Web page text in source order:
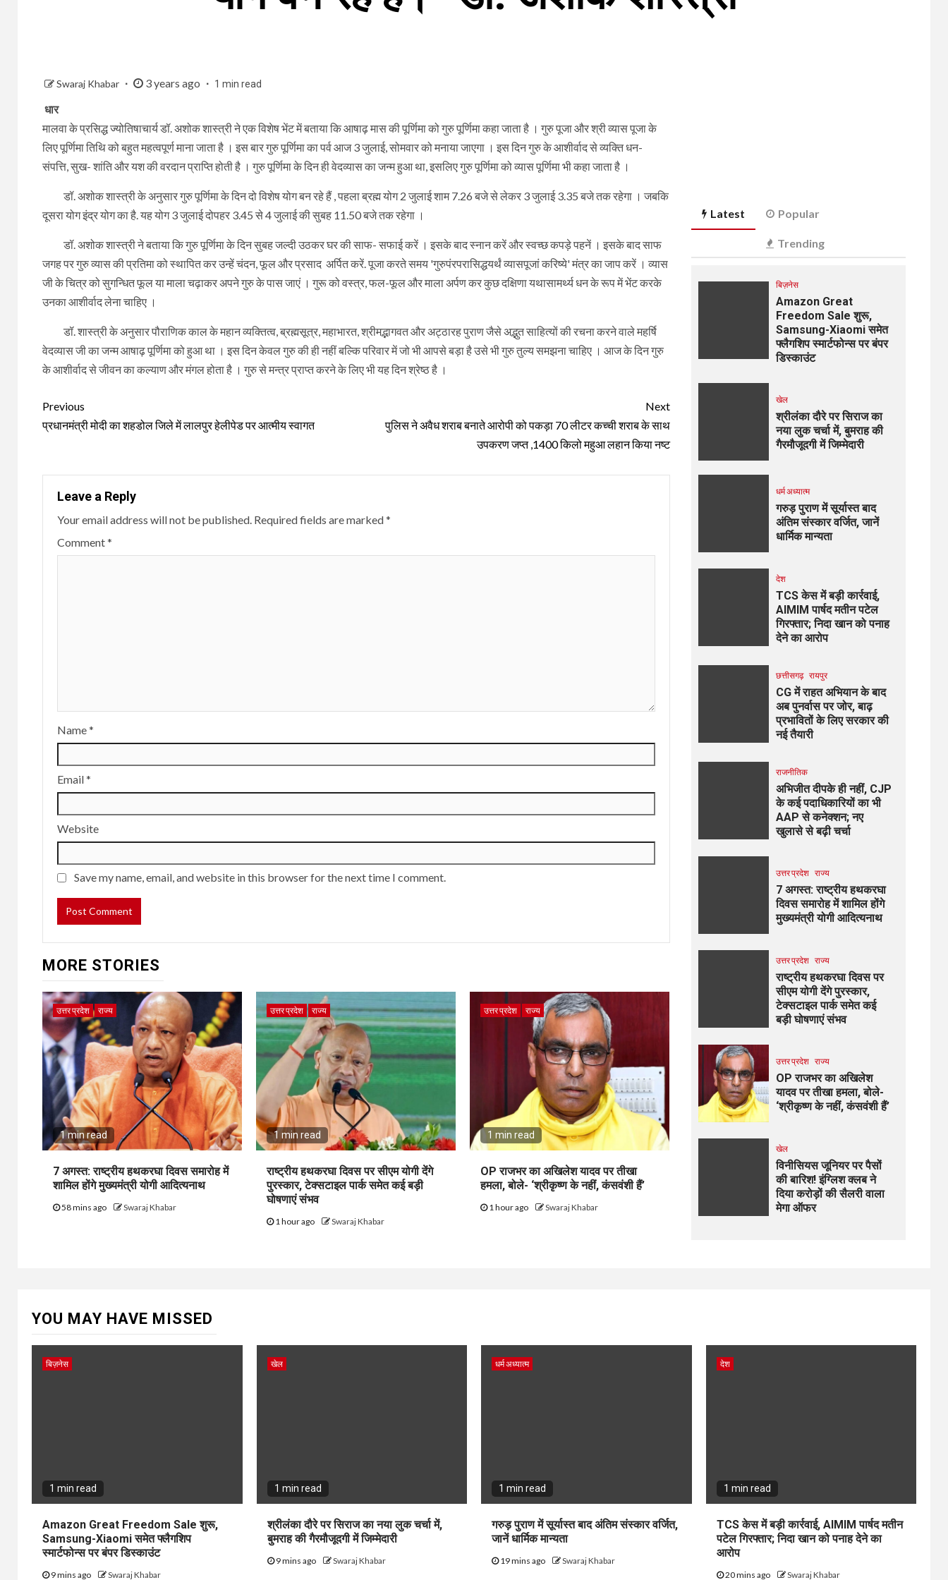
Swaraj Khabar 3 years ago 1 min read
धार
मालवा के प्रसिद्ध ज्योतिषाचार्य डॉ. अशोक शास्त्री ने एक विशेष भेंट में बताया कि आषाढ़ मास की पूर्णिमा को गुरु पूर्णिमा कहा जाता है । गुरु पूजा और श्री व्यास पूजा के
लिए पूर्णिमा तिथि को बहुत महत्वपूर्ण माना जाता है । इस बार गुरु पूर्णिमा का पर्व आज 3 जुलाई, सोमवार को मनाया जाएगा । इस दिन गुरु के आशीर्वाद से व्यक्ति धन-
संपत्ति, सुख- शांति और यश की वरदान प्राप्ति होती है । गुरु पूर्णिमा के दिन ही वेदव्यास का जन्म हुआ था, इसलिए गुरु पूर्णिमा को व्यास पूर्णिमा भी कहा जाता है ।
डॉ. अशोक शास्त्री के अनुसार गुरु पूर्णिमा के दिन दो विशेष योग बन रहे हैं , पहला ब्रह्म योग 2 जुलाई शाम 7.26 बजे से लेकर 3 जुलाई 3.35 बजे तक रहेगा । जबकि
दूसरा योग इंद्र योग का है. यह योग 3 जुलाई दोपहर 3.45 से 4 जुलाई की सुबह 11.50 बजे तक रहेगा ।
डॉ. अशोक शास्त्री ने बताया कि गुरु पूर्णिमा के दिन सुबह जल्दी उठकर घर की साफ- सफाई करें । इसके बाद स्नान करें और स्वच्छ कपड़े पहनें । इसके बाद साफ
जगह पर गुरु व्यास की प्रतिमा को स्थापित कर उन्हें चंदन, फूल और प्रसाद अर्पित करें. पूजा करते समय 'गुरुपंरपरासिद्धयर्थं व्यासपूजां करिष्ये' मंत्र का जाप करें । व्यास
जी के चित्र को सुगन्धित फूल या माला चढ़ाकर अपने गुरु के पास जाएं । गुरू को वस्त्र, फल-फूल और माला अर्पण कर कुछ दक्षिणा यथासामर्थ्य धन के रूप में भेंट करके
उनका आशीर्वाद लेना चाहिए ।
डॉ. शास्त्री के अनुसार पौराणिक काल के महान व्यक्तित्व, ब्रह्मसूत्र, महाभारत, श्रीमद्भागवत और अट्ठारह पुराण जैसे अद्भुत साहित्यों की रचना करने वाले महर्षि
वेदव्यास जी का जन्म आषाढ़ पूर्णिमा को हुआ था । इस दिन केवल गुरु की ही नहीं बल्कि परिवार में जो भी आपसे बड़ा है उसे भी गुरु तुल्य समझना चाहिए । आज के दिन गुरु
के आशीर्वाद से जीवन का कल्याण और मंगल होता है । गुरु से मन्त्र प्राप्त करने के लिए भी यह दिन श्रेष्ठ है ।
Continue
Reading
Previous
प्रधानमंत्री मोदी का शहडोल जिले में लालपुर हेलीपेड पर आत्मीय स्वागत
Next
पुलिस ने अवैध शराब बनाते आरोपी को पकड़ा 70 लीटर कच्ची शराब के साथ
उपकरण जप्त ,1400 किलो महुआ लहान किया नष्ट
Leave a Reply
Your email address will not be published. Required fields are marked*
Comment*
Name*
Email*
Website
Save my name, email, and website in this browser for the next time I comment.
MORE STORIES
उत्तर प्रदेश राज्य
1 min read
7 अगस्त: राष्ट्रीय हथकरघा दिवस समारोह में
शामिल होंगे मुख्यमंत्री योगी आदित्यनाथ
58 mins ago Swaraj Khabar
उत्तर प्रदेश राज्य
1 min read
राष्ट्रीय हथकरघा दिवस पर सीएम योगी देंगे
पुरस्कार, टेक्सटाइल पार्क समेत कई बड़ी
घोषणाएं संभव
1 hour ago Swaraj Khabar
उत्तर प्रदेश राज्य
1 min read
OP राजभर का अखिलेश यादव पर तीखा
हमला, बोले- ‘श्रीकृष्ण के नहीं, कंसवंशी हैं’
1 hour ago Swaraj Khabar
Latest Popular
Trending
बिज़नेस
Amazon Great
Freedom Sale शुरू,
Samsung-Xiaomi समेत
फ्लैगशिप स्मार्टफोन्स पर बंपर
डिस्काउंट
खेल
श्रीलंका दौरे पर सिराज का
नया लुक चर्चा में, बुमराह की
गैरमौजूदगी में जिम्मेदारी
धर्म अध्यात्म
गरुड़ पुराण में सूर्यास्त बाद
अंतिम संस्कार वर्जित, जानें
धार्मिक मान्यता
देश
TCS केस में बड़ी कार्रवाई,
AIMIM पार्षद मतीन पटेल
गिरफ्तार; निदा खान को पनाह
देने का आरोप
छत्तीसगढ़ रायपुर
CG में राहत अभियान के बाद
अब पुनर्वास पर जोर, बाढ़
प्रभावितों के लिए सरकार की
नई तैयारी
राजनीतिक
अभिजीत दीपके ही नहीं, CJP
के कई पदाधिकारियों का भी
AAP से कनेक्शन; नए
खुलासे से बढ़ी चर्चा
उत्तर प्रदेश राज्य
7 अगस्त: राष्ट्रीय हथकरघा
दिवस समारोह में शामिल होंगे
मुख्यमंत्री योगी आदित्यनाथ
उत्तर प्रदेश राज्य
राष्ट्रीय हथकरघा दिवस पर
सीएम योगी देंगे पुरस्कार,
टेक्सटाइल पार्क समेत कई
बड़ी घोषणाएं संभव
उत्तर प्रदेश राज्य
OP राजभर का अखिलेश
यादव पर तीखा हमला, बोले-
‘श्रीकृष्ण के नहीं, कंसवंशी हैं’
खेल
विनीसियस जूनियर पर पैसों
की बारिश! इंग्लिश क्लब ने
दिया करोड़ों की सैलरी वाला
मेगा ऑफर
YOU MAY HAVE MISSED
बिज़नेस
1 min read
Amazon Great Freedom Sale शुरू,
Samsung-Xiaomi समेत फ्लैगशिप
स्मार्टफोन्स पर बंपर डिस्काउंट
9 mins ago Swaraj Khabar
खेल
1 min read
श्रीलंका दौरे पर सिराज का नया लुक चर्चा में,
बुमराह की गैरमौजूदगी में जिम्मेदारी
9 mins ago Swaraj Khabar
धर्म अध्यात्म
1 min read
गरुड़ पुराण में सूर्यास्त बाद अंतिम संस्कार वर्जित,
जानें धार्मिक मान्यता
19 mins ago Swaraj Khabar
देश
1 min read
TCS केस में बड़ी कार्रवाई, AIMIM पार्षद मतीन
पटेल गिरफ्तार; निदा खान को पनाह देने का
आरोप
20 mins ago Swaraj Khabar